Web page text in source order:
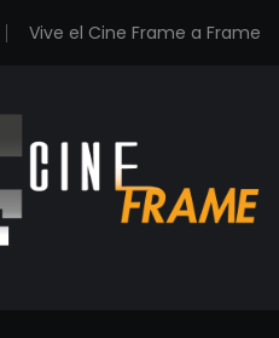
Vive el Cine Frame a Frame